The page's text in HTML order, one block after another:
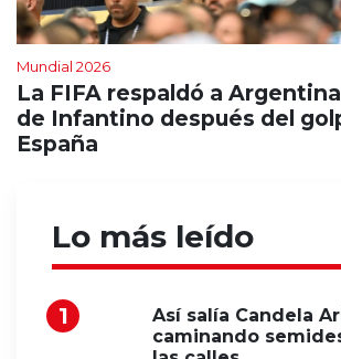
Mundial 2026
La FIFA respaldó a
de Infantino después del
España
Lo más leído
Así salía Candela
caminando